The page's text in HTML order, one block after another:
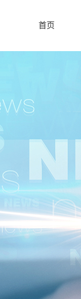
首页